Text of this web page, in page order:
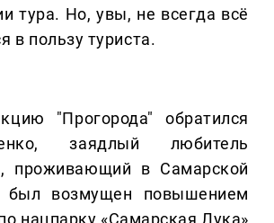
тура. Но, увы, не всегда всё
в пользу туриста.
"Прогорода" обратился
заядлый любитель
проживающий в Самарской
был возмущен повышением
нацпарку «Самарская Лука»